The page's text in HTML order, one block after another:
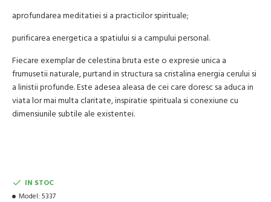
aprofundarea meditatiei si a practicilor spirituale;
purificarea energetica a spatiului si a campului personal.
Fiecare exemplar de celestina bruta este o expresie unica a
frumusetii naturale, purtand in structura sa cristalina energia cerului si
a linistii profunde. Este adesea aleasa de cei care doresc sa aduca in
viata lor mai multa claritate, inspiratie spirituala si conexiune cu
dimensiunile subtile ale existentei.
IN STOC
Model: 5337